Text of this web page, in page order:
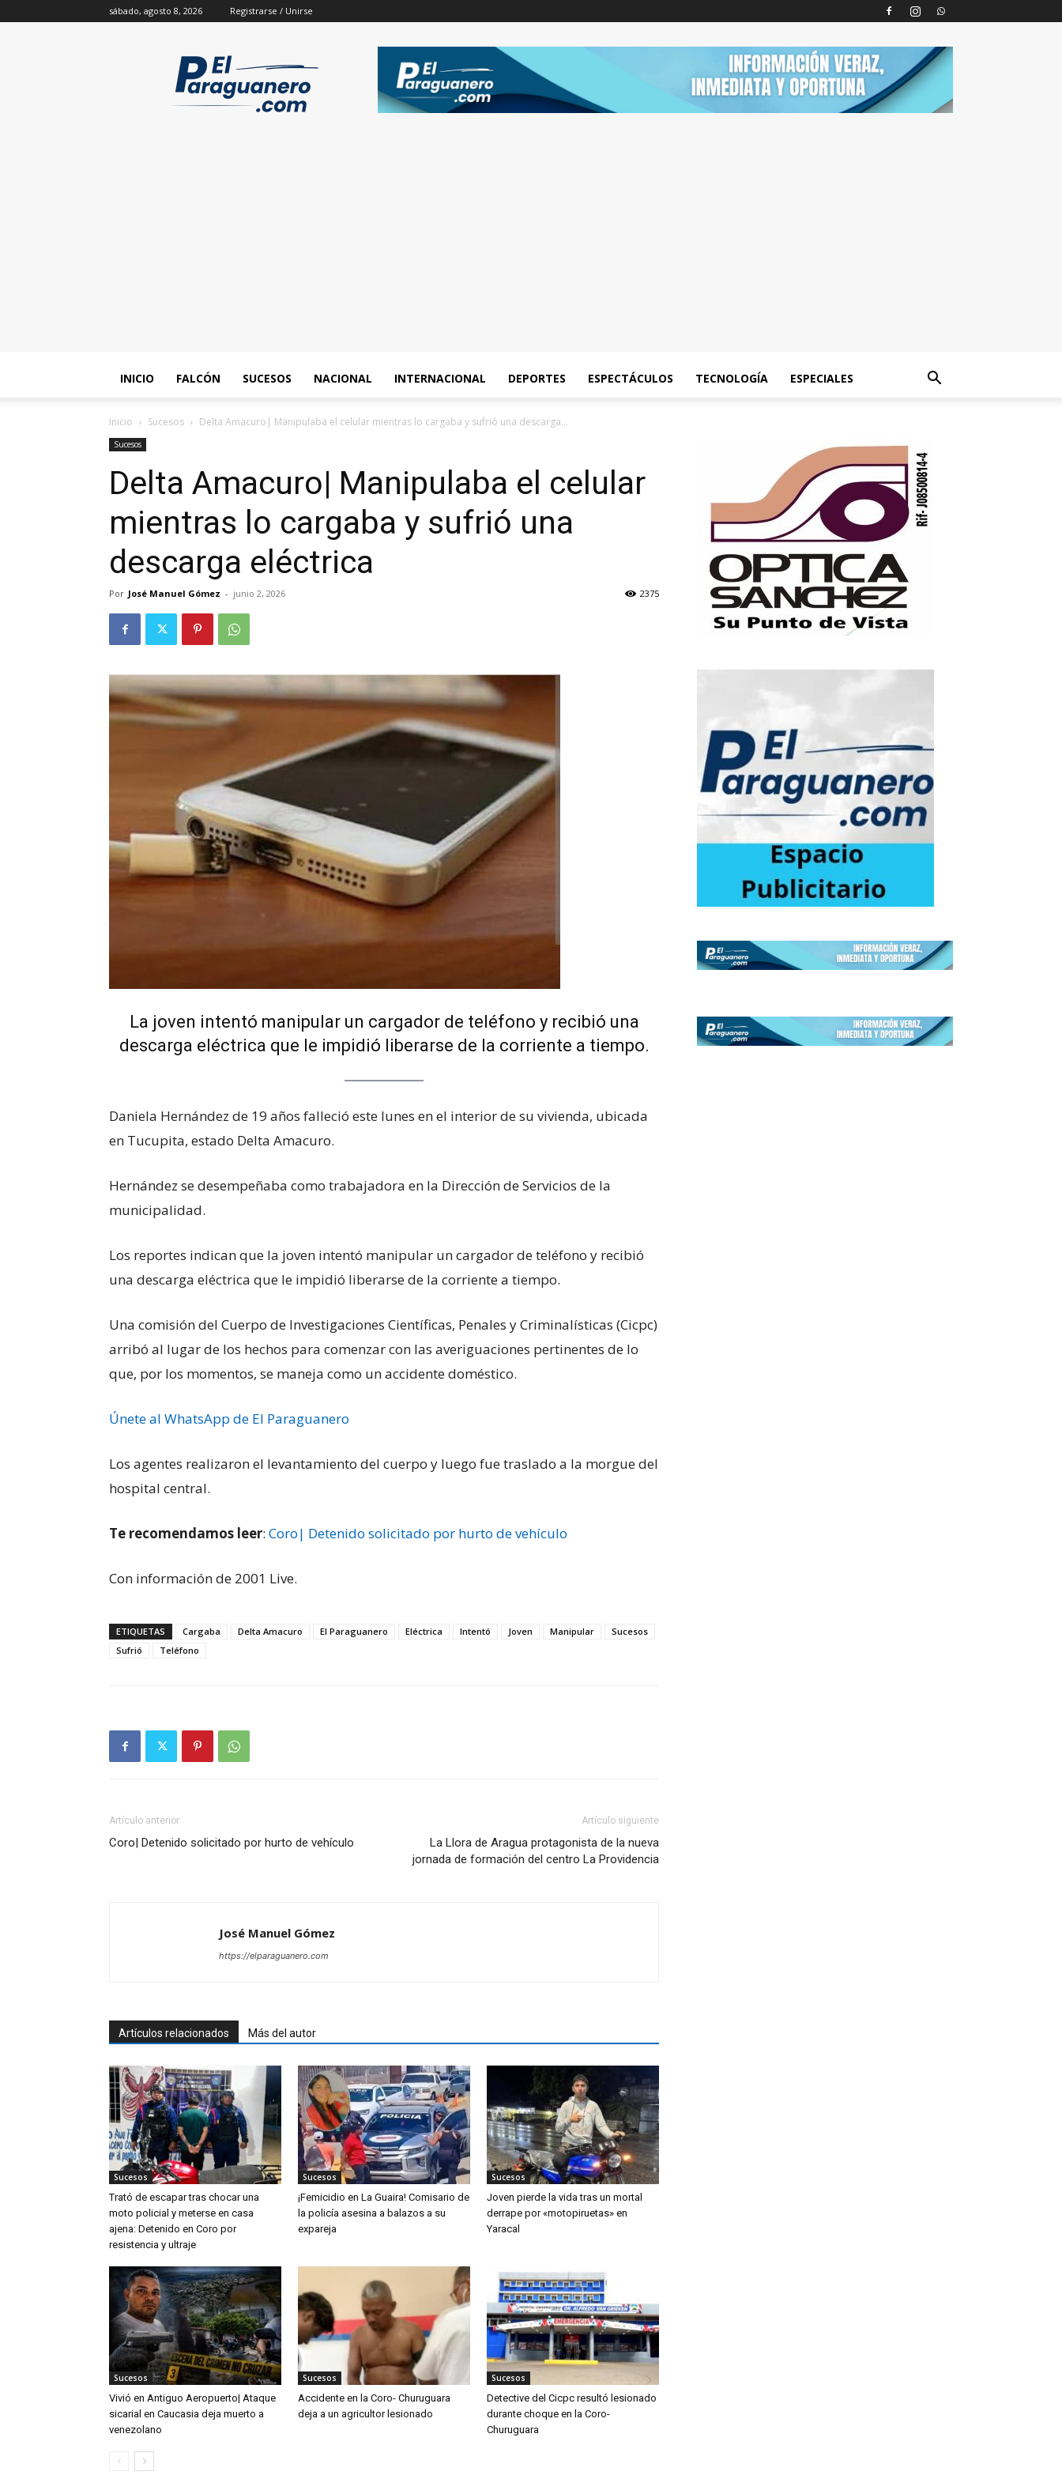
sábado, agosto 8, 2026 Registrarse / Unirse
INICIO FALCÓN SUCESOS NACIONAL INTERNACIONAL DEPORTES ESPECTÁCULOS TECNOLOGÍA ESPECIALES
Inicio Sucesos Delta Amacuro| Manipulaba el celular mientras lo cargaba y sufrió una descarga...
Sucesos
Delta Amacuro| Manipulaba el celular
mientras lo cargaba y sufrió una
descarga eléctrica
Por José Manuel Gómez - junio 2, 2026 2375
La joven intentó manipular un cargador de teléfono y recibió una
descarga eléctrica que le impidió liberarse de la corriente a tiempo.
Daniela Hernández de 19 años falleció este lunes en el interior de su vivienda, ubicada
en Tucupita, estado Delta Amacuro.
Hernández se desempeñaba como trabajadora en la Dirección de Servicios de la
municipalidad.
Los reportes indican que la joven intentó manipular un cargador de teléfono y recibió
una descarga eléctrica que le impidió liberarse de la corriente a tiempo.
Una comisión del Cuerpo de Investigaciones Científicas, Penales y Criminalísticas (Cicpc)
arribó al lugar de los hechos para comenzar con las averiguaciones pertinentes de lo
que, por los momentos, se maneja como un accidente doméstico.
Únete al WhatsApp de El Paraguanero
Los agentes realizaron el levantamiento del cuerpo y luego fue traslado a la morgue del
hospital central.
Te recomendamos leer: Coro| Detenido solicitado por hurto de vehículo
Con información de 2001 Live.
ETIQUETAS Cargaba Delta Amacuro El Paraguanero Eléctrica Intentó Joven Manipular
Sucesos
Sufrió
Teléfono
Artículo anterior
Coro| Detenido solicitado por hurto de vehículo
Artículo siguiente
La Llora de Aragua protagonista de la nueva
jornada de formación del centro La Providencia
José Manuel Gómez
https://elparaguanero.com
Artículos relacionados Más del autor
Sucesos
Trató de escapar tras chocar una
moto policial y meterse en casa
ajena: Detenido en Coro por
resistencia y ultraje
Sucesos
¡Femicidio en La Guaira! Comisario de
la policía asesina a balazos a su
expareja
Sucesos
Joven pierde la vida tras un mortal
derrape por «motopiruetas» en
Yaracal
Sucesos
Vivió en Antiguo Aeropuerto| Ataque
sicarial en Caucasia deja muerto a
venezolano
Sucesos
Accidente en la Coro- Churuguara
deja a un agricultor lesionado
Sucesos
Detective del Cicpc resultó lesionado
durante choque en la Coro-
Churuguara